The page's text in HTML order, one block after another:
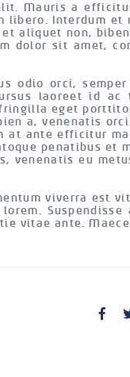
Mauris a
Interdum et
aliquet non,
dolor sit amet,
odio orci,
laoreet id ac
eget
a, venenatis
at ante efficitur
penatibus et
venenatis eu
viverra est
Suspendisse
vitae ante.